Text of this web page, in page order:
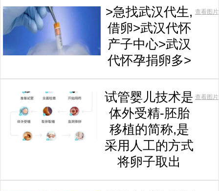
>急找武汉代生,
借卵>武汉代怀
产子中心>武汉
代怀孕捐卵多>
查看图片
试管婴儿技术是
体外受精-胚胎
移植的简称,是
采用人工的方式
将卵子取出
查看图片